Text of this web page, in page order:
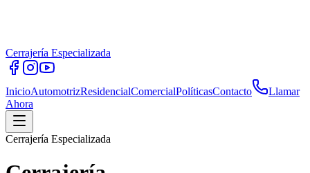
Cerrajería Especializada
InicioAutomotrizResidencialComercialPolíticasContacto
Llamar
Ahora
Cerrajería Especializada